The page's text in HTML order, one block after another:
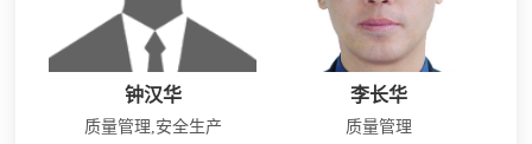
钟汉华
质量管理,安全生产
李长华
质量管理